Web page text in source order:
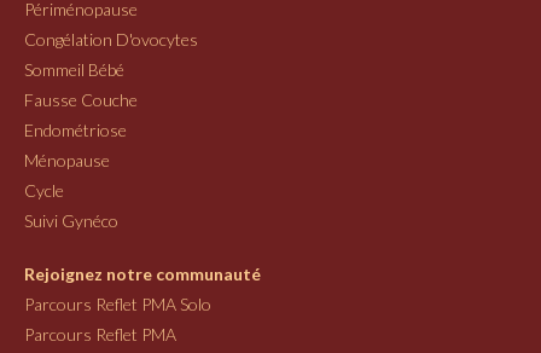
Périménopause
Congélation D'ovocytes
Sommeil Bébé
Fausse Couche
Endométriose
Ménopause
Cycle
Suivi Gynéco
Rejoignez notre communauté
Parcours Reflet PMA Solo
Parcours Reflet PMA